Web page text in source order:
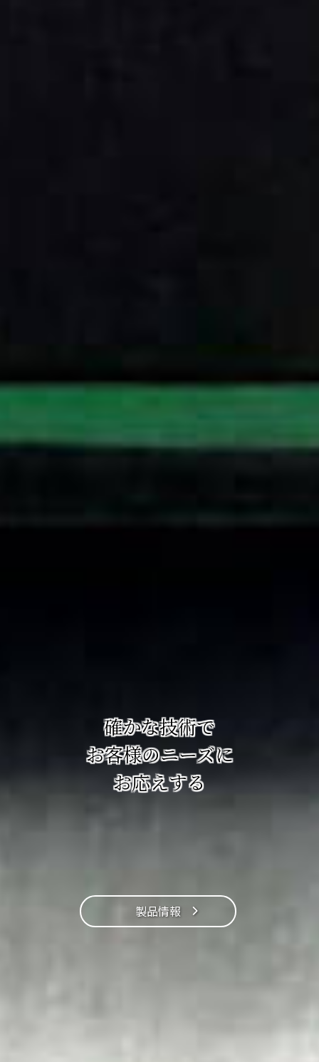
確かな技術で
お客様のニーズに
お応えする
製品情報